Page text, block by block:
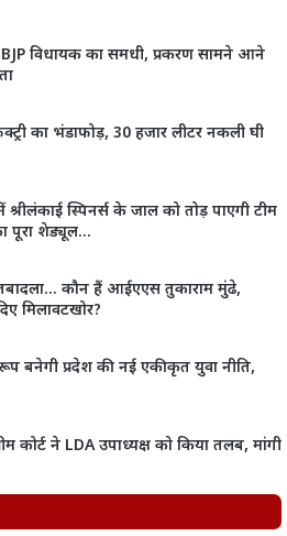
BJP विधायक का समधी, प्रकरण सामने आने
का भंडाफोड़, 30 हजार लीटर नकली घी
स्पिनर्स के जाल को तोड़ पाएगी टीम
पूरा शेड्यूल…
कौन हैं आईएएस तुकाराम मुंढे,
मिलावटखोर?
प्रदेश की नई एकीकृत युवा नीति,
कोर्ट ने LDA उपाध्यक्ष को किया तलब, मांगी